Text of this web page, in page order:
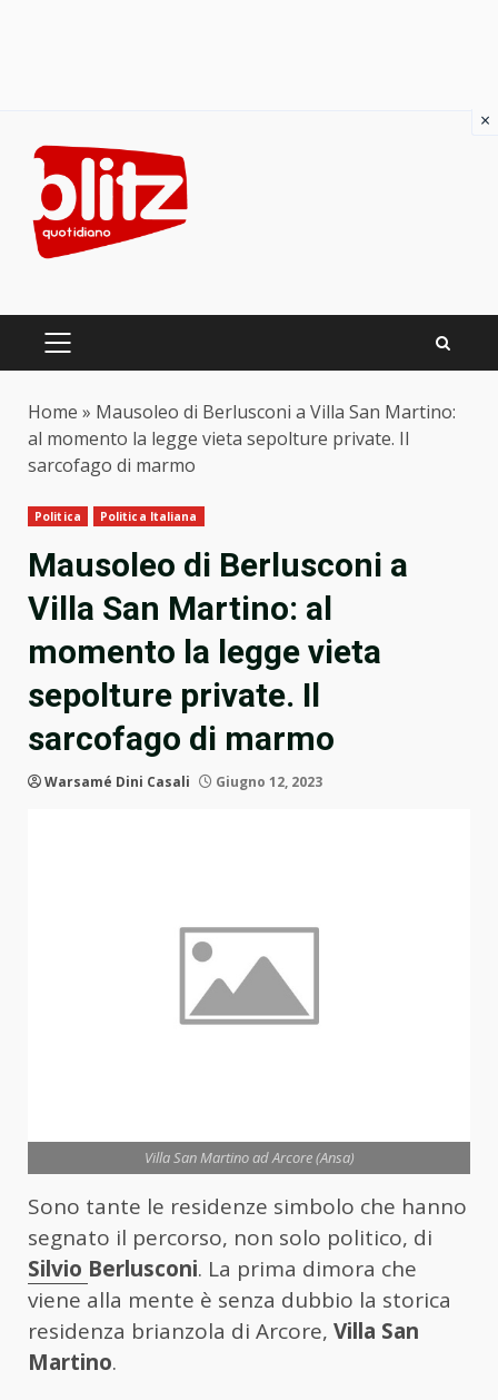
content
PRIMARY
Home » Mausoleo di Berlusconi a Villa San Martino:
al momento la legge vieta sepolture private. Il
sarcofago di marmo
Politica Politica Italiana
Mausoleo di Berlusconi a
Villa San Martino: al
momento la legge vieta
sepolture private. Il
sarcofago di marmo
Warsamé Dini Casali Giugno 12, 2023
Villa San Martino ad Arcore (Ansa)
Sono tante le residenze simbolo che hanno
segnato il percorso, non solo politico, di
Silvio Berlusconi. La prima dimora che
viene alla mente è senza dubbio la storica
residenza brianzola di Arcore, Villa San
Martino.
×